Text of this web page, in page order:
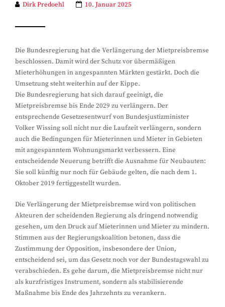
Dirk Predoehl 10. Januar 2025
Die Bundesregierung hat die Verlängerung der Mietpreisbremse
beschlossen. Damit wird der Schutz vor übermäßigen
Mieterhöhungen in angespannten Märkten gestärkt. Doch die
Umsetzung steht weiterhin auf der Kippe.
Die Bundesregierung hat sich darauf geeinigt, die
Mietpreisbremse bis Ende 2029 zu verlängern. Der
entsprechende Gesetzesentwurf von Bundesjustizminister
Volker Wissing soll nicht nur die Laufzeit verlängern, sondern
auch die Bedingungen für Mieterinnen und Mieter in Gebieten
mit angespanntem Wohnungsmarkt verbessern. Eine
entscheidende Neuerung betrifft die Ausnahme für Neubauten:
Sie soll künftig nur noch für Gebäude gelten, die nach dem 1.
Oktober 2019 fertiggestellt wurden.
Die Verlängerung der Mietpreisbremse wird von politischen
Akteuren der scheidenden Regierung als dringend notwendig
gesehen, um den Druck auf Mieterinnen und Mieter zu mindern.
Stimmen aus der Regierungskoalition betonen, dass die
Zustimmung der Opposition, insbesondere der Union,
entscheidend sei, um das Gesetz noch vor der Bundestagswahl zu
verabschieden. Es gehe darum, die Mietpreisbremse nicht nur
als kurzfristiges Instrument, sondern als stabilisierende
Maßnahme bis Ende des Jahrzehnts zu verankern.